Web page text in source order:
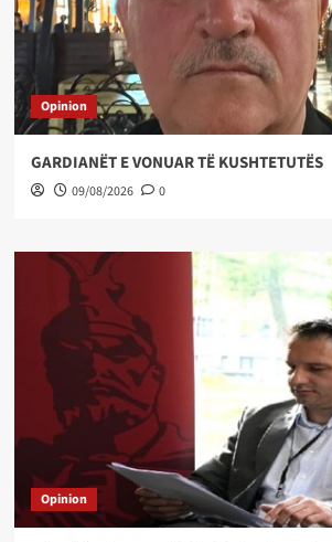
Opinion
GARDIANËT E VONUAR TË KUSHTETUTËS
09/08/2026 0
Opinion